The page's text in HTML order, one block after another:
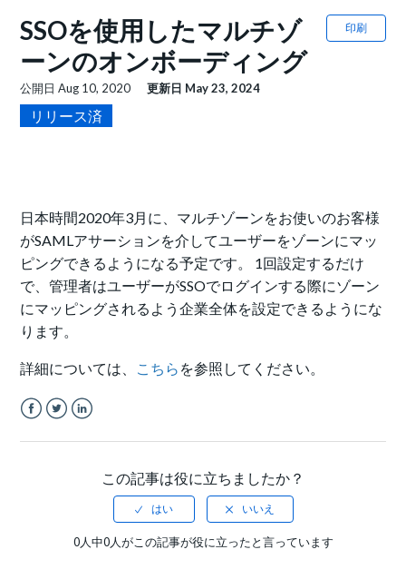
印刷
SSOを使用したマルチゾ
ーンのオンボーディング
公開日Aug 10, 2020 更新日 May 23, 2024
リリース済
日本時間2020年3月に、マルチゾーンをお使いのお客様
がSAMLアサーションを介してユーザーをゾーンにマッ
ピングできるようになる予定です。 1回設定するだけ
で、管理者はユーザーがSSOでログインする際にゾーン
にマッピングされるよう企業全体を設定できるようにな
ります。
詳細については、 こちら を参照してください。
この記事は役に立ちましたか？
0人中0人がこの記事が役に立ったと言っています